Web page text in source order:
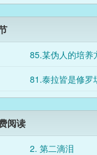
板我们喜欢你……就算
己眼睛……品控是OOC
85.某伪人的培养
81.泰拉皆是修罗
阅读
2. 第二滴泪